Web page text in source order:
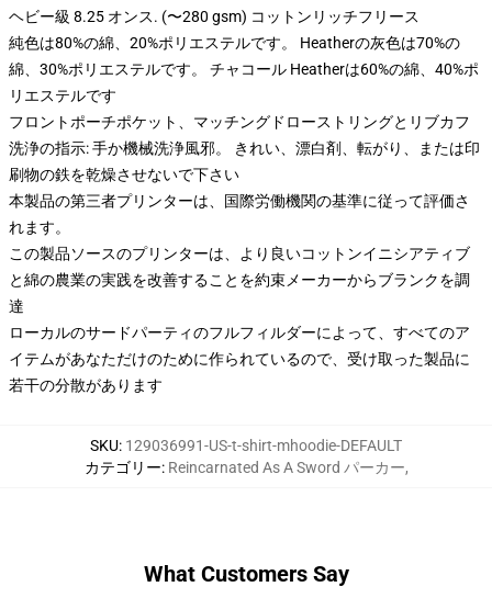
ヘビー級 8.25 オンス. (〜280 gsm) コットンリッチフリース
純色は80%の綿、20%ポリエステルです。 Heatherの灰色は70%の
綿、30%ポリエステルです。 チャコール Heatherは60%の綿、40%ポ
リエステルです
フロントポーチポケット、マッチングドローストリングとリブカフ
洗浄の指示: 手か機械洗浄風邪。 きれい、漂白剤、転がり、または印
刷物の鉄を乾燥させないで下さい
本製品の第三者プリンターは、国際労働機関の基準に従って評価さ
れます。
この製品ソースのプリンターは、より良いコットンイニシアティブ
と綿の農業の実践を改善することを約束メーカーからブランクを調
達
ローカルのサードパーティのフルフィルダーによって、すべてのア
イテムがあなただけのために作られているので、受け取った製品に
若干の分散があります
SKU: 129036991-US-t-shirt-mhoodie-DEFAULT
カテゴリー: Reincarnated As A Sword パーカー,
What Customers Say